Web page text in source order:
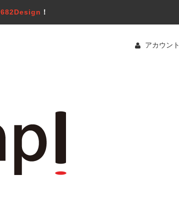
682Design ！
アカウント